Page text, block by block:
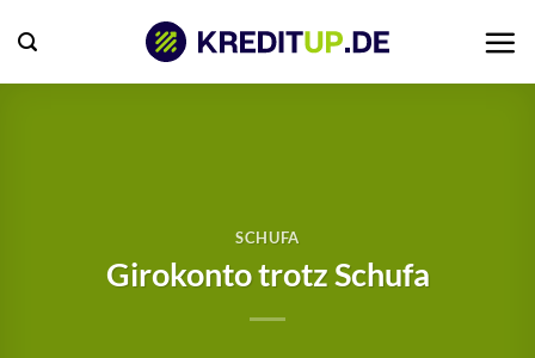
Inhalt
springen
SCHUFA
Girokonto trotz Schufa